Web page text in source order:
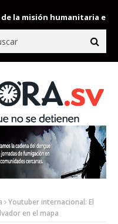
humanitaria enviada
Youtuber internacional: El
en el mapa